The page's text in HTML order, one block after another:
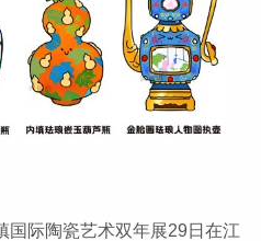
际陶瓷艺术双年展29日在江